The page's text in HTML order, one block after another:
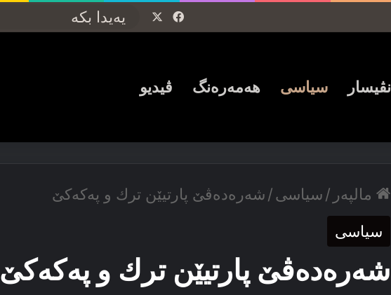
Facebook
نڤیسار سیاسی ھەمەرەنگ ڤیدیو
مالپەر /سیاسی/شەرەدەڤێ پارتیێن ترك و پەكەكێ
سیاسی
شەرەدەڤێ پارتیێن ترك و پەكەكێ